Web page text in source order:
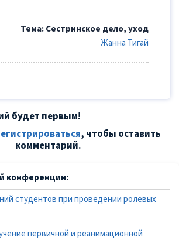
Тема: Сестринское дело, уход
Жанна Тигай
будет первым!
, чтобы оставить
комментарий.
конференции:
студентов при проведении ролевых
первичной и реанимационной